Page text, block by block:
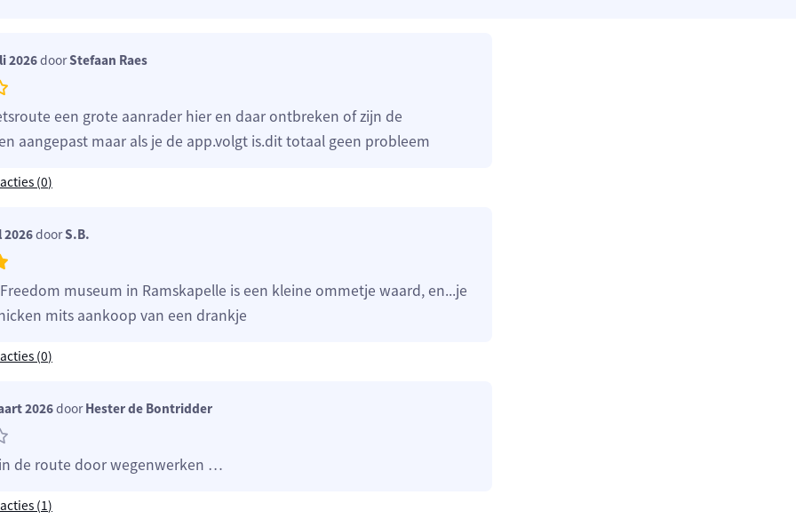
2026doorStefaan Raes
een grote aanrader hier en daar ontbreken of zijn de
aangepast maar als je de app.volgt is.dit totaal geen probleem
(0)
doorS.B.
museum in Ramskapelle is een kleine ommetje waard, en...je
mits aankoop van een drankje
(0)
2026doorHester de Bontridder
de route door wegenwerken …
(1)